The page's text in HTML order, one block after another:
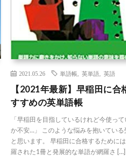
2021.05.26 単語帳 ,英単語 ,英語
【2021年最新】早稲田に
すすめの英単語帳
「早稲田を目指しているけれど今使っ
か不安…」 このような悩みを抱いてい
と思います。 早稲田に合格するために
羅された1冊と発展的な単語が網羅さ […]